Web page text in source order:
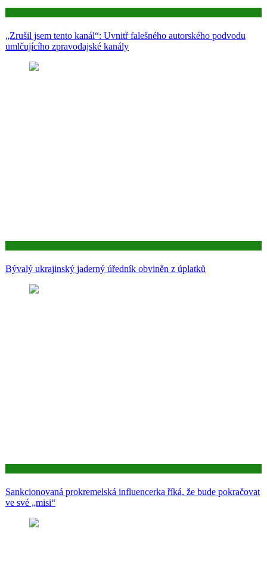
„Zrušil jsem tento kanál“: Uvnitř falešného autorského podvodu
umlčujícího zpravodajské kanály
Bývalý ukrajinský jaderný úředník obviněn z úplatků
Sankcionovaná prokremelská influencerka říká, že bude pokračovat
ve své „misi“